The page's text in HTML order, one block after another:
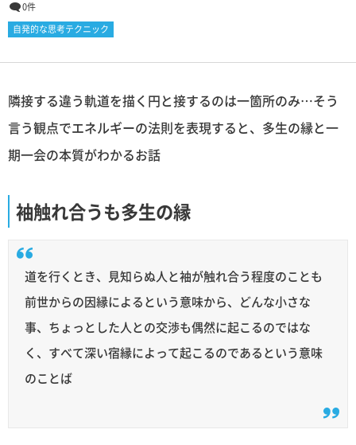
0件
自発的な思考テクニック
隣接する違う軌道を描く円と接するのは一箇所のみ…そう
言う観点でエネルギーの法則を表現すると、多生の縁と一
期一会の本質がわかるお話
袖触れ合うも多生の縁
道を行くとき、見知らぬ人と袖が触れ合う程度のことも
前世からの因縁によるという意味から、どんな小さな
事、ちょっとした人との交渉も偶然に起こるのではな
く、すべて深い宿縁によって起こるのであるという意味
のことば